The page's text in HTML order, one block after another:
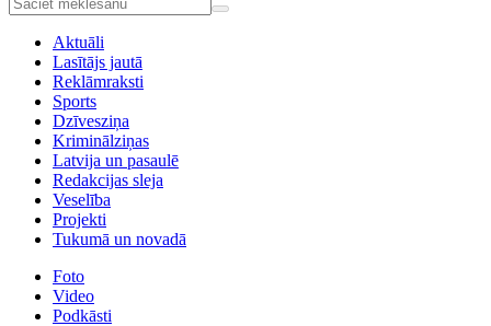
Aktuāli
Lasītājs jautā
Reklāmraksti
Sports
Dzīvesziņa
Kriminālziņas
Latvija un pasaulē
Redakcijas sleja
Veselība
Projekti
Tukumā un novadā
Foto
Video
Podkāsti